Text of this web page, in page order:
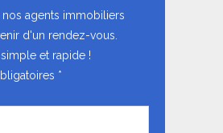
nos agents immobiliers
d'un rendez-vous.
et rapide !
*